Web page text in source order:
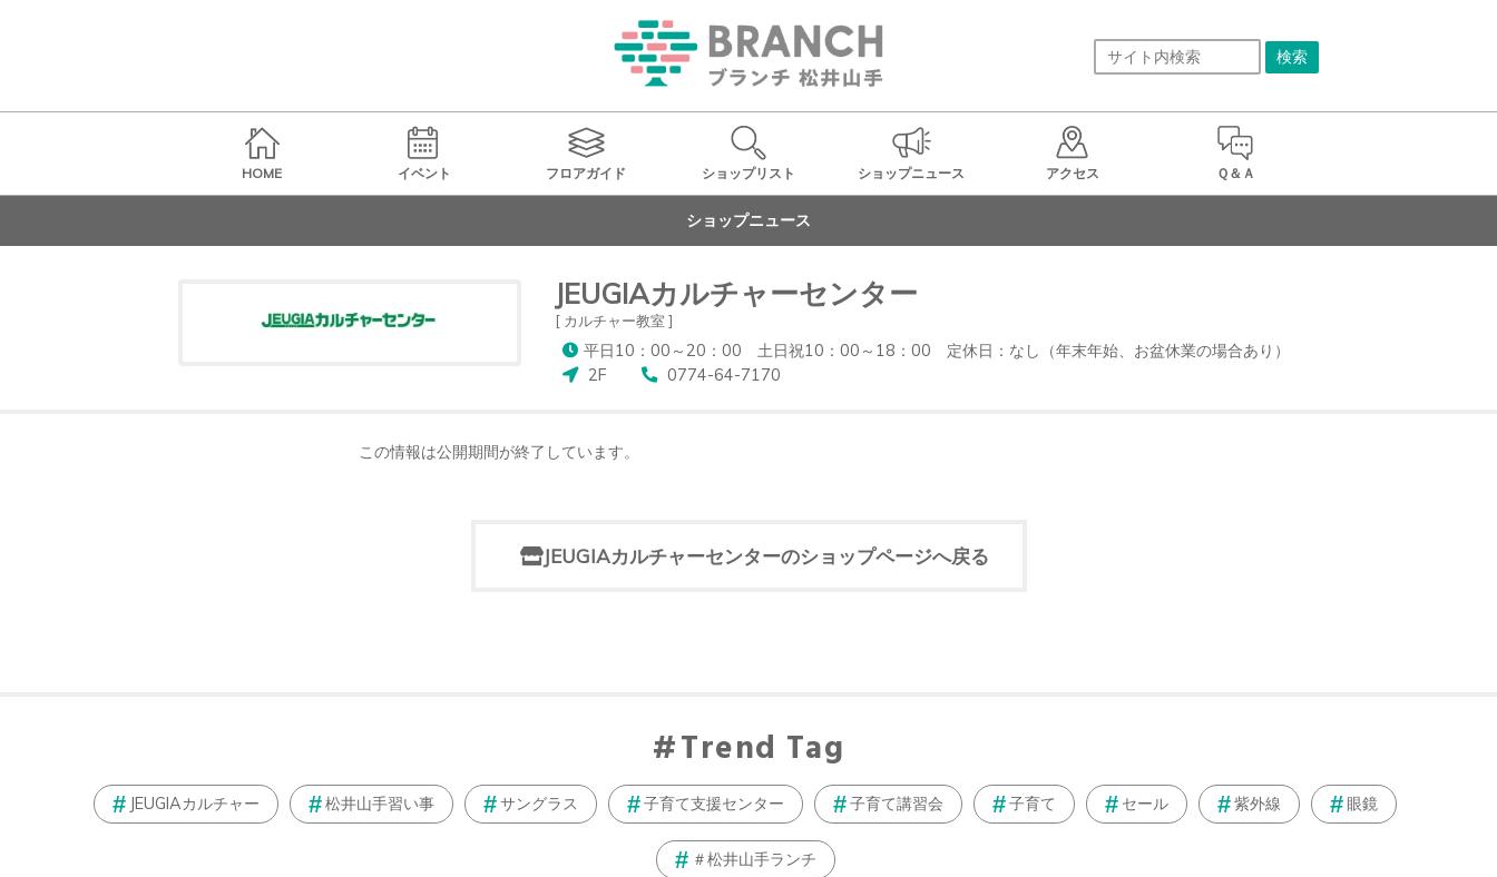
HOME イベント フロアガイド ショップリスト ショップニュース アクセス Ｑ＆Ａ
ショップニュース
JEUGIAカルチャーセンター
[ カルチャー教室 ]
平日10：00～20：00 土日祝10：00～18：00 定休日：なし（年末年始、お盆休業の場合あり）
2F
0774-64-7170
この情報は公開期間が終了しています。
JEUGIAカルチャーセンターのショップページへ戻る
Trend Tag
JEUGIAカルチャー 松井山手習い事 サングラス 子育て支援センター 子育て講習会 子育て セール 紫外線 眼鏡
＃松井山手ランチ